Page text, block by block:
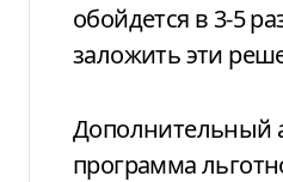
обойдется в 3-5
заложить эти
Дополнительный
программа